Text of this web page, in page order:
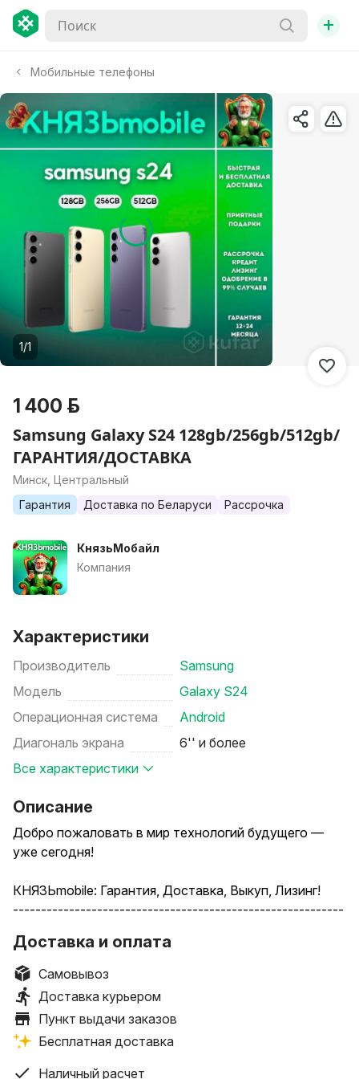
+
Мобильные телефоны
1/1
1 400 р.
Samsung Galaxy S24 128gb/256gb/512gb/
ГАРАНТИЯ/ДОСТАВКА
Минск, Центральный
Гарантия
Доставка по Беларуси Рассрочка
КнязьМобайл
Компания
Характеристики
Производитель
Samsung
Модель
Galaxy S24
Операционная система
Android
Диагональ экрана
6'' и более
Все характеристики
Описание
Добро пожаловать в мир технологий будущего —
уже сегодня!
КНЯЗЬmobile: Гарантия, Доставка, Выкуп, Лизинг!
-----------------------------------------------------------
Откройте для себя безупречный сервис и выгодные
условия на новейшую технику. Мы делаем
технологии доступными для каждого!
Наши преимущества:
Только новая и оригинальная техника! Все
устройства запечатаны, не активированы и
Доставка и оплата
Самовывоз
Доставка курьером
Пункт выдачи заказов
Бесплатная доставка
Наличный расчет